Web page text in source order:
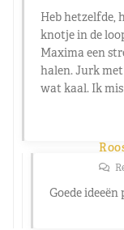
Heb hetzelfde,
knotje in de
Maxima een
halen. Jurk
wat kaal. Ik
Goede ideeën